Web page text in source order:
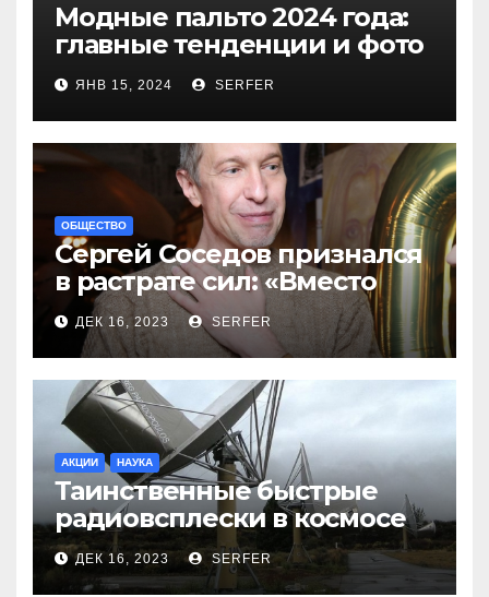
Модные пальто 2024 года:
главные тенденции и фото
новинок
ЯНВ 15, 2024 SERFER
ОБЩЕСТВО
Сергей Соседов признался
в растрате сил: «Вместо
меня взяли Пригожина»
ДЕК 16, 2023 SERFER
АКЦИИ НАУКА
Таинственные быстрые
радиовсплески в космосе
сделались все более
странными
ДЕК 16, 2023 SERFER